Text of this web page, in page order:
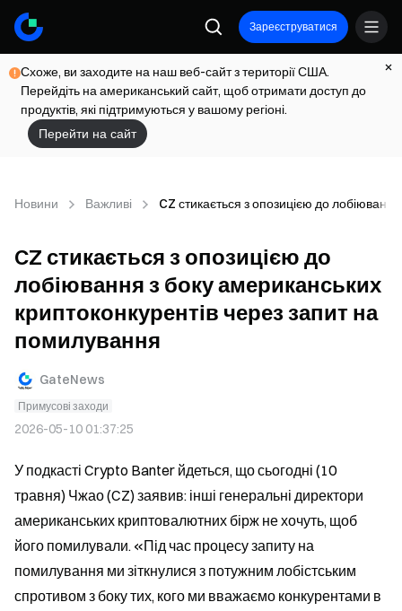
Зареєструватися
Схоже, ви заходите на наш веб-сайт з території США.
Перейдіть на американський сайт, щоб отримати доступ до
продуктів, які підтримуються у вашому регіоні.
Перейти на сайт
Новини Важливі CZ стикається з опозицією до
CZ стикається з опозицією до
лобіювання з боку американських
криптоконкурентів через запит на
помилування
GateNews
Примусові заходи
2026-05-10 01:37:25
У подкасті Crypto Banter йдеться, що сьогодні (10
травня) Чжао (CZ) заявив: інші генеральні директори
американських криптовалютних бірж не хочуть, щоб
його помилували. «Під час процесу запиту на
помилування ми зіткнулися з потужним лобістським
спротивом з боку тих, кого ми вважаємо конкурентами в